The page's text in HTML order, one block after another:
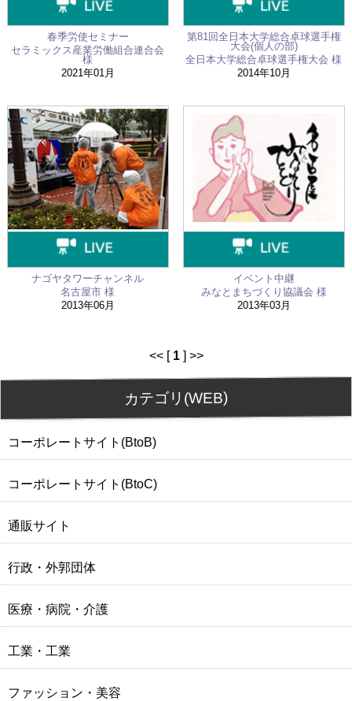
春季労使セミナー
セラミックス産業労働組合連合会
様
2021年01月
第81回全日本大学総合卓球選手権
大会(個人の部)
全日本大学総合卓球選手権大会 様
2014年10月
ナゴヤタワーチャンネル
名古屋市 様
2013年06月
イベント中継
みなとまちづくり協議会 様
2013年03月
<< [ 1] >>
カテゴリ(WEB)
コーポレートサイト(BtoB)
コーポレートサイト(BtoC)
通販サイト
行政・外郭団体
医療・病院・介護
工業・工業
ファッション・美容